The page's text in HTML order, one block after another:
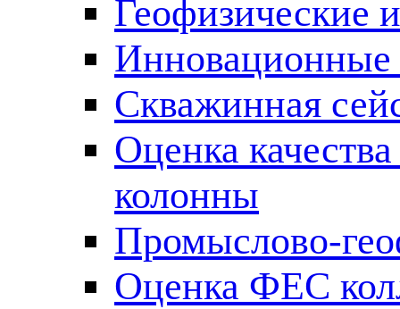
Геофизические
Инновационные
Скважинная
Оценка
колонны
Промыслово-
Оценка ФЕС